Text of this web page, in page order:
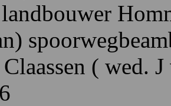
landbouwer H
Claassen ( wed. J